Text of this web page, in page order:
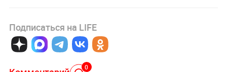
Подписаться на LIFE
0